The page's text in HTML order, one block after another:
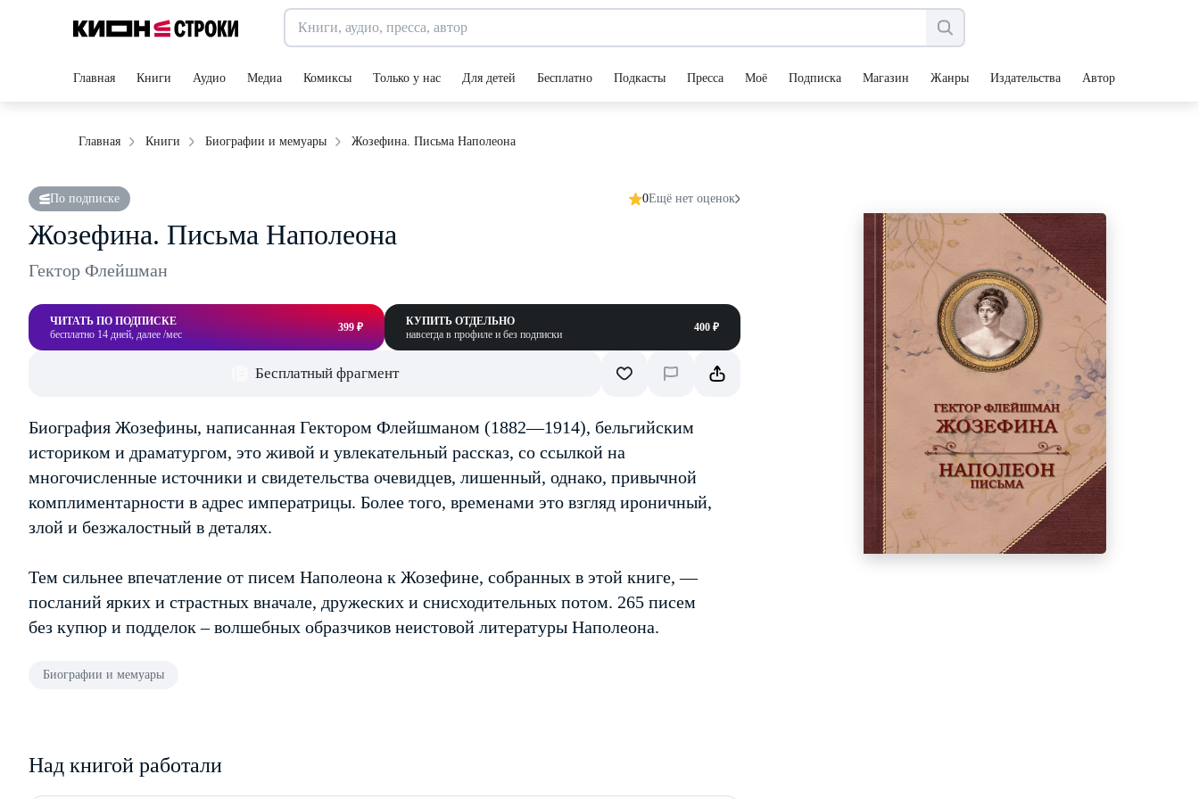
Главная Книги Аудио Медиа Комиксы Только у нас Для детей Бесплатно Подкасты Пресса Моё Подписка Магазин Жанры Издательства Авторы
Главная Книги Биографии и мемуары Жозефина. Письма Наполеона
По подписке 0Ещё нет оценок
Жозефина. Письма Наполеона
Гектор Флейшман
ЧИТАТЬ ПО ПОДПИСКЕ
бесплатно 14 дней, далее /мес
399 ₽
КУПИТЬ ОТДЕЛЬНО
навсегда в профиле и без подписки
400 ₽
Бесплатный фрагмент
Биография Жозефины, написанная Гектором Флейшманом (1882—1914), бельгийским
историком и драматургом, это живой и увлекательный рассказ, со ссылкой на
многочисленные источники и свидетельства очевидцев, лишенный, однако, привычной
комплиментарности в адрес императрицы. Более того, временами это взгляд ироничный,
злой и безжалостный в деталях.
Тем сильнее впечатление от писем Наполеона к Жозефине, собранных в этой книге, —
посланий ярких и страстных вначале, дружеских и снисходительных потом. 265 писем
без купюр и подделок – волшебных образчиков неистовой литературы Наполеона.
Биографии и мемуары
Над книгой работали